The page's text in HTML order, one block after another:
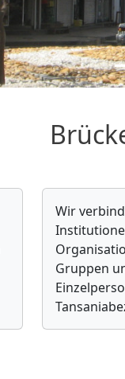
Wir
Gruppen